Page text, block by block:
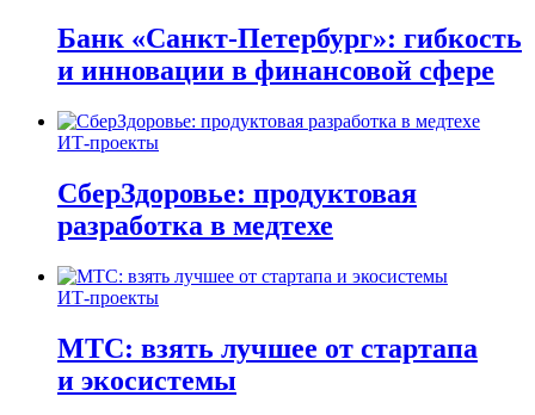
Банк «Санкт-Петербург»: гибкость
и инновации в финансовой сфере
ИТ-проекты
СберЗдоровье: продуктовая
разработка в медтехе
ИТ-проекты
МТС: взять лучшее от стартапа
и экосистемы